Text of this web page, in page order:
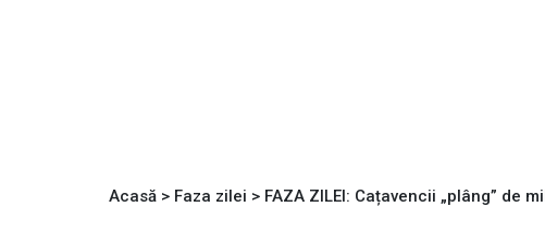
Acasă > Faza zilei > FAZA ZILEI: Cațavencii „plâng” de